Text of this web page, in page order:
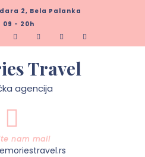
2, Bela Palanka
09 - 20h
Travel
agencija
nam mail